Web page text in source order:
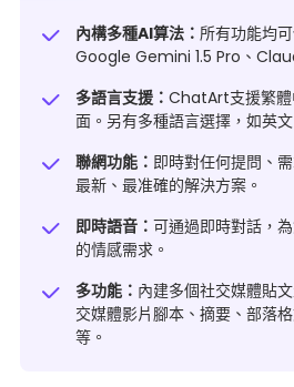
內構多種AI算法： 所有功能均
Google Gemini 1.5 Pro、
多語言支援： ChatArt支援繁體
面。另有多種語言選擇，如英
聯網功能： 即時對任何提問、
最新、最准確的解決方案。
即時語音： 可通過即時對話，
的情感需求。
多功能： 內建多個社交媒體貼
交媒體影片腳本、摘要、部落
等。